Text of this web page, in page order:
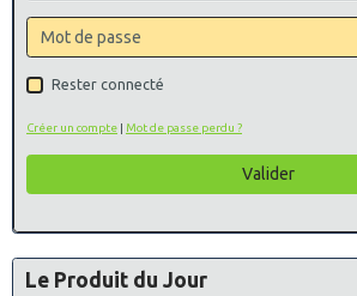
Rester connecté
Créer un compte | Mot de passe perdu ?
Valider
Le Produit du Jour